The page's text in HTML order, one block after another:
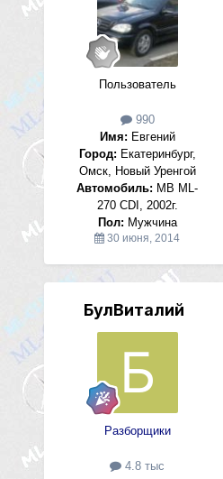
Пользователь
990
Имя: Евгений
Город: Екатеринбург,
Омск, Новый Уренгой
Автомобиль: MB ML-
270 CDI, 2002г.
Пол: Мужчина
30 июня, 2014
БулВиталий
Разборщики
4.8 тыс